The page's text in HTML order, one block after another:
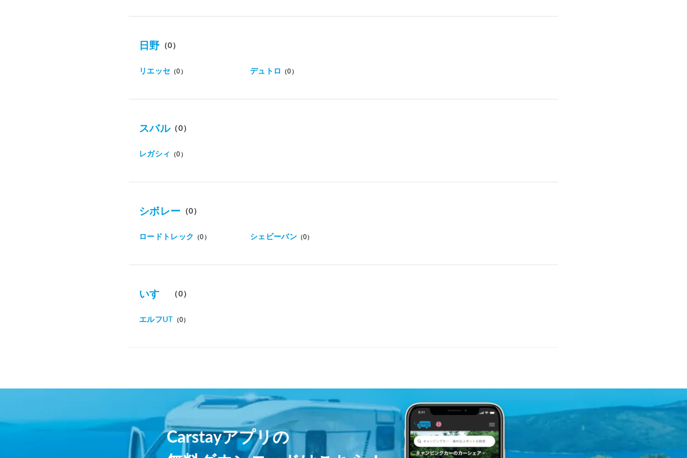
日野 （0）
リエッセ （0） デュトロ （0）
スバル（0）
レガシィ （0）
シボレー （0）
ロードトレック （0） シェビーバン（0）
いすゞ （0）
エルフUT （0）
Carstayアプリの